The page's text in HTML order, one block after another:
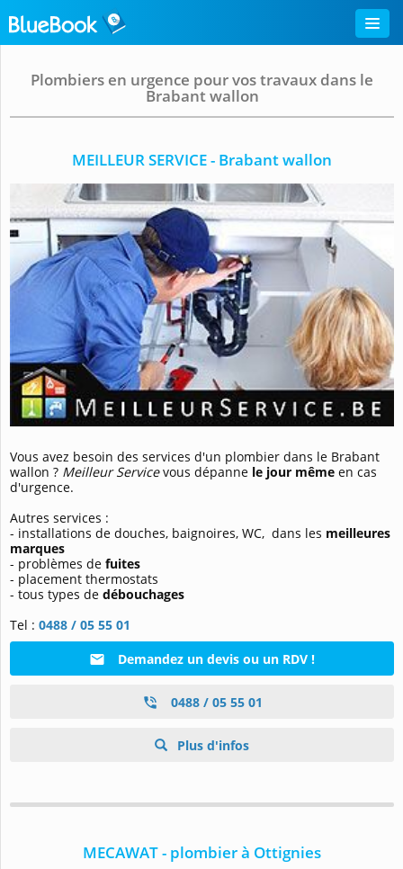
Plombiers en urgence pour vos travaux dans le
Brabant wallon
MEILLEUR SERVICE - Brabant wallon
Vous avez besoin des services d'un plombier dans le Brabant
wallon ? Meilleur Servicevous dépanne le jour même en cas
d'urgence.
Autres services :
- installations de douches, baignoires, WC, dans les meilleures
marques
- problèmes de fuites
- placement thermostats
- tous types de débouchages
Tel : 0488 / 05 55 01
Demandez un devis ou un RDV !
0488 / 05 55 01
Plus d'infos
MECAWAT - plombier à Ottignies